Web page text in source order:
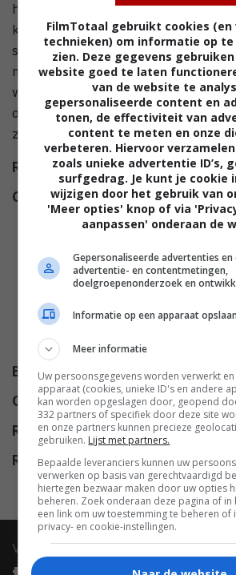
helden wordt opgeleid en alleen
kinderen worden toegelaten, blijkt
superkracht te bezitten! Al snel
mislukkelingen-klasje terecht. Het
weinig talent heeft dat hij het nooit
dan 'sidekick'. Niet echt bevorderlijk
zelfvertrouwen en in relatie tot leuke
Regie Mike Mitchell.
Cast
Kevin Heffernan,
Kurt Russell,
Wynne,Nicholas
Elizabeth
Daniels,Loren
Khadijah
Budget
$ 35.000.000
Opbrengst
$ 86.369.815
Release
29.07.2005
Release NL
18.07.2006
video
FilmTotaal gebruikt cookies
technieken) om informatie op te
zien. Deze gegevens
website goed te laten
van de website te
gepersonaliseerde content en
tonen, de effectiviteit van
content te meten en onze
verbeteren. Hiervoor
zoals unieke advertentie ID’s,
surfgedrag. Je kunt je cookie
wijzigen door het gebruik van
'Meer opties' knop of via
aanpassen' onderaan de
Gepersonaliseerde advertenties
advertentie- en contentmetingen,
doelgroepenonderzoek en
Informatie op een apparaat
Meer informatie
Uw persoonsgegevens worden verwerkt
apparaat (cookies, unieke ID's en andere
kan worden opgeslagen door, geopend
332 partners of specifiek door deze site
en onze partners kunnen precieze
gebruiken. Lijst met partners.
Bepaalde leveranciers kunnen uw
verwerken op basis van gerechtvaardigd
hiertegen bezwaar maken door uw opties
beheren. Zoek onderaan deze pagina of in
een link om uw toestemming te beheren of
privacy- en cookie-instellingen.